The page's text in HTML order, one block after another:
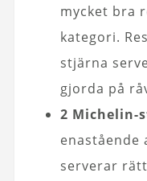
mycket bra
kategori.
stjärna
gjorda på
2 Michelin-
enastående
serverar